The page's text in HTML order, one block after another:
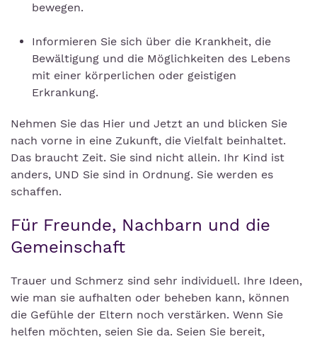
bewegen.
Informieren Sie sich über die Krankheit, die
Bewältigung und die Möglichkeiten des Lebens
mit einer körperlichen oder geistigen
Erkrankung.
Nehmen Sie das Hier und Jetzt an und blicken Sie
nach vorne in eine Zukunft, die Vielfalt beinhaltet.
Das braucht Zeit. Sie sind nicht allein. Ihr Kind ist
anders, UND Sie sind in Ordnung. Sie werden es
schaffen.
Für Freunde, Nachbarn und die
Gemeinschaft
Trauer und Schmerz sind sehr individuell. Ihre Ideen,
wie man sie aufhalten oder beheben kann, können
die Gefühle der Eltern noch verstärken. Wenn Sie
helfen möchten, seien Sie da. Seien Sie bereit,